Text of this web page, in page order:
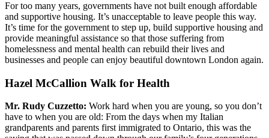
For too many years, governments have not built enough affordable
and supportive housing. It’s unacceptable to leave people this way.
It’s time for the government to step up, build supportive housing and
provide meaningful assistance so that those suffering from
homelessness and mental health can rebuild their lives and
businesses and people can enjoy beautiful downtown London again.
Hazel McCallion Walk for Health
Mr. Rudy Cuzzetto: Work hard when you are young, so you don’t
have to when you are old: From the days when my Italian
grandparents and parents first immigrated to Ontario, this was the